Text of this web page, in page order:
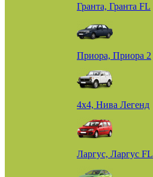
Гранта, Гранта FL
Приора, Приора 2
4х4, Нива Легенд
Ларгус, Ларгус FL